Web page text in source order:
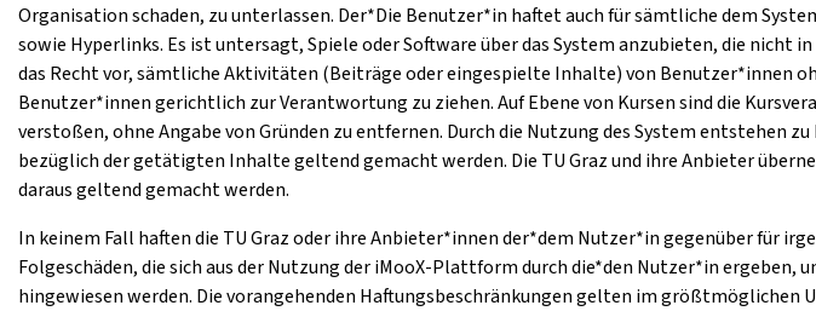
Organisation schaden, zu unterlassen. Der*Die Benutzer*in haftet auch für sämtliche dem
sowie Hyperlinks. Es ist untersagt, Spiele oder Software über das System anzubieten, die
das Recht vor, sämtliche Aktivitäten (Beiträge oder eingespielte Inhalte) von Benutzer*innen
Benutzer*innen gerichtlich zur Verantwortung zu ziehen. Auf Ebene von Kursen sind die
verstoßen, ohne Angabe von Gründen zu entfernen. Durch die Nutzung des System entstehen
bezüglich der getätigten Inhalte geltend gemacht werden. Die TU Graz und ihre Anbieter
daraus geltend gemacht werden.
In keinem Fall haften die TU Graz oder ihre Anbieter*innen der*dem Nutzer*in gegenüber für
Folgeschäden, die sich aus der Nutzung der iMooX-Plattform durch die*den Nutzer*in
hingewiesen werden. Die vorangehenden Haftungsbeschränkungen gelten im größtmöglichen